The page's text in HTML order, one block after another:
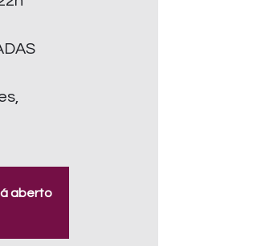
aberto